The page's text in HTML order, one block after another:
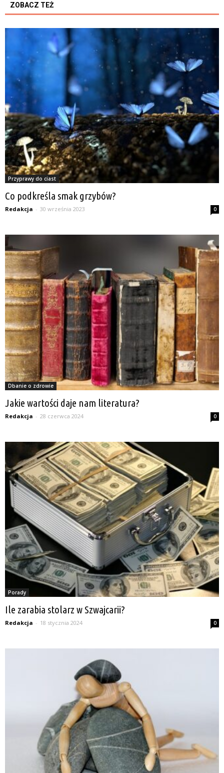
ZOBACZ TEŻ
Przyprawy do ciast
Co podkreśla smak grzybów?
Redakcja - 30 września 2023 0
Dbanie o zdrowie
Jakie wartości daje nam literatura?
Redakcja - 28 czerwca 2024 0
Porady
Ile zarabia stolarz w Szwajcarii?
Redakcja - 18 stycznia 2024 0